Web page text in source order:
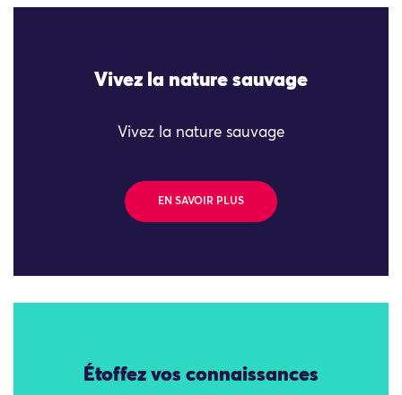
Vivez la nature sauvage
Vivez la nature sauvage
EN SAVOIR PLUS
Étoffez vos connaissances